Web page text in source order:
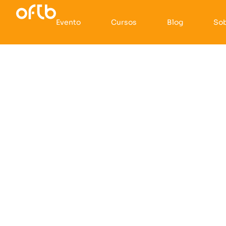
Evento Cursos Blog